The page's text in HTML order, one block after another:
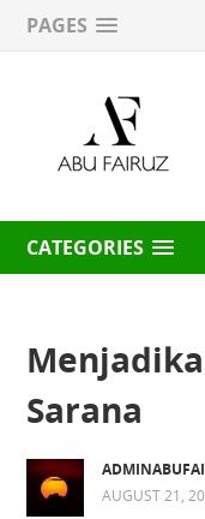
PAGES
CATEGORIES
Sarana
AUGUST 21,